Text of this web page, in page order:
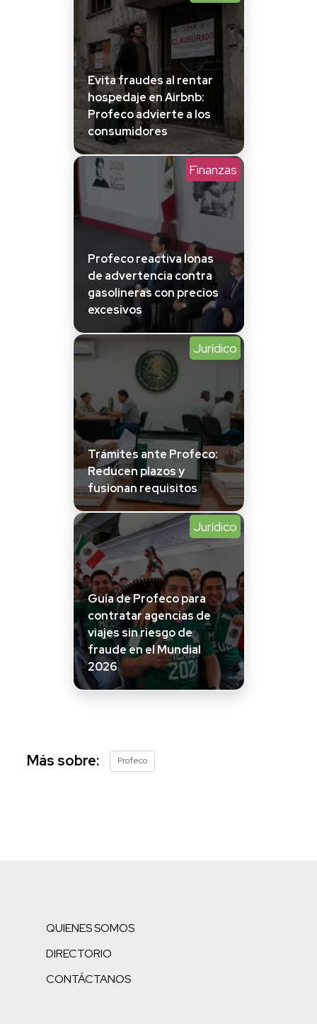
Evita fraudes al rentar
hospedaje en Airbnb:
Profeco advierte a los
consumidores
Finanzas
Profeco reactiva lonas
de advertencia contra
gasolineras con precios
excesivos
Jurídico
Trámites ante Profeco:
Reducen plazos y
fusionan requisitos
Jurídico
Guía de Profeco para
contratar agencias de
viajes sin riesgo de
fraude en el Mundial
2026
Más sobre: Profeco
QUIENES SOMOS
DIRECTORIO
CONTÁCTANOS